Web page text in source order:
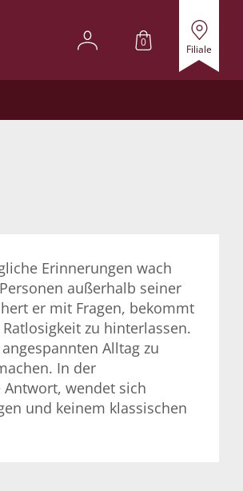
0
Filiale
Erinnerungen wach
außerhalb seiner
er mit Fragen, bekommt
zu hinterlassen.
Alltag zu
In der
wendet sich
und keinem klassischen